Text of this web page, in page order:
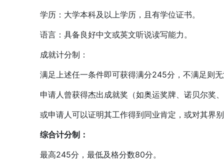
学历：大学本科及以上学历，且有学位证书。
语言：具备良好中文或英文听说读写能力。
成就计分制：
满足上述任一条件即可获得满分245分，不满足则无
申请人曾获得杰出成就奖（如奥运奖牌、诺贝尔奖
或申请人可以证明其工作得到同业肯定，或对其界
综合计分制：
最高245分，最低及格分数80分。